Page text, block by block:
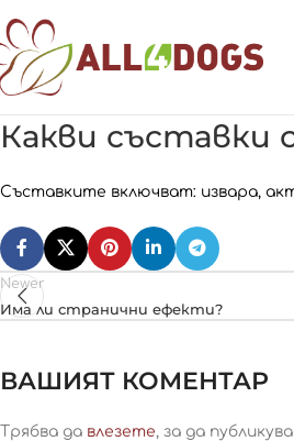
Какви съставки
Съставките включват: извара,
Newer
Има ли странични ефекти?
ВАШИЯТ КОМЕНТАР
Трябва да влезете, за да